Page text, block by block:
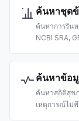
ค้นหาชุด
ค้นหาการรัน
NCBI SRA,
AI
ค้นหาข้อ
ค้นหาสถิติสุข
เหตุการณ์ไม่พึ